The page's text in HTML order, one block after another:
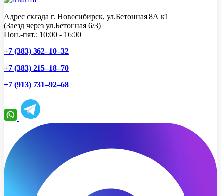
Адрес склада г. Новосибирск, ул.Бетонная 8А к1
(Заезд через ул.Бетонная 6/3)
Пон.-пят.: 10:00 - 16:00
+7 (383) 362–10–32
+7 (383) 215–18–70
+7 (913) 731–92–68